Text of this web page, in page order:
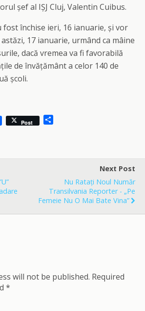
șef al IȘJ Cluj, Valentin Cuibus.
fost închise ieri, 16 ianuarie, și vor
17 ianuarie, urmând ca mâine
dacă vremea va fi favorabilă
de învățământ a celor 140 de
școli.
Post
e
Next Post
Nu Ratați Noul Număr
Transilvania Reporter - „Pe
Femeie Nu O Mai Bate Vina”
will not be published. Required
*